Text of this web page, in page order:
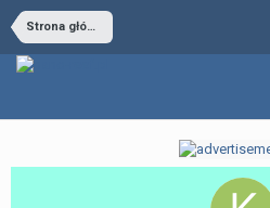
Strona główna